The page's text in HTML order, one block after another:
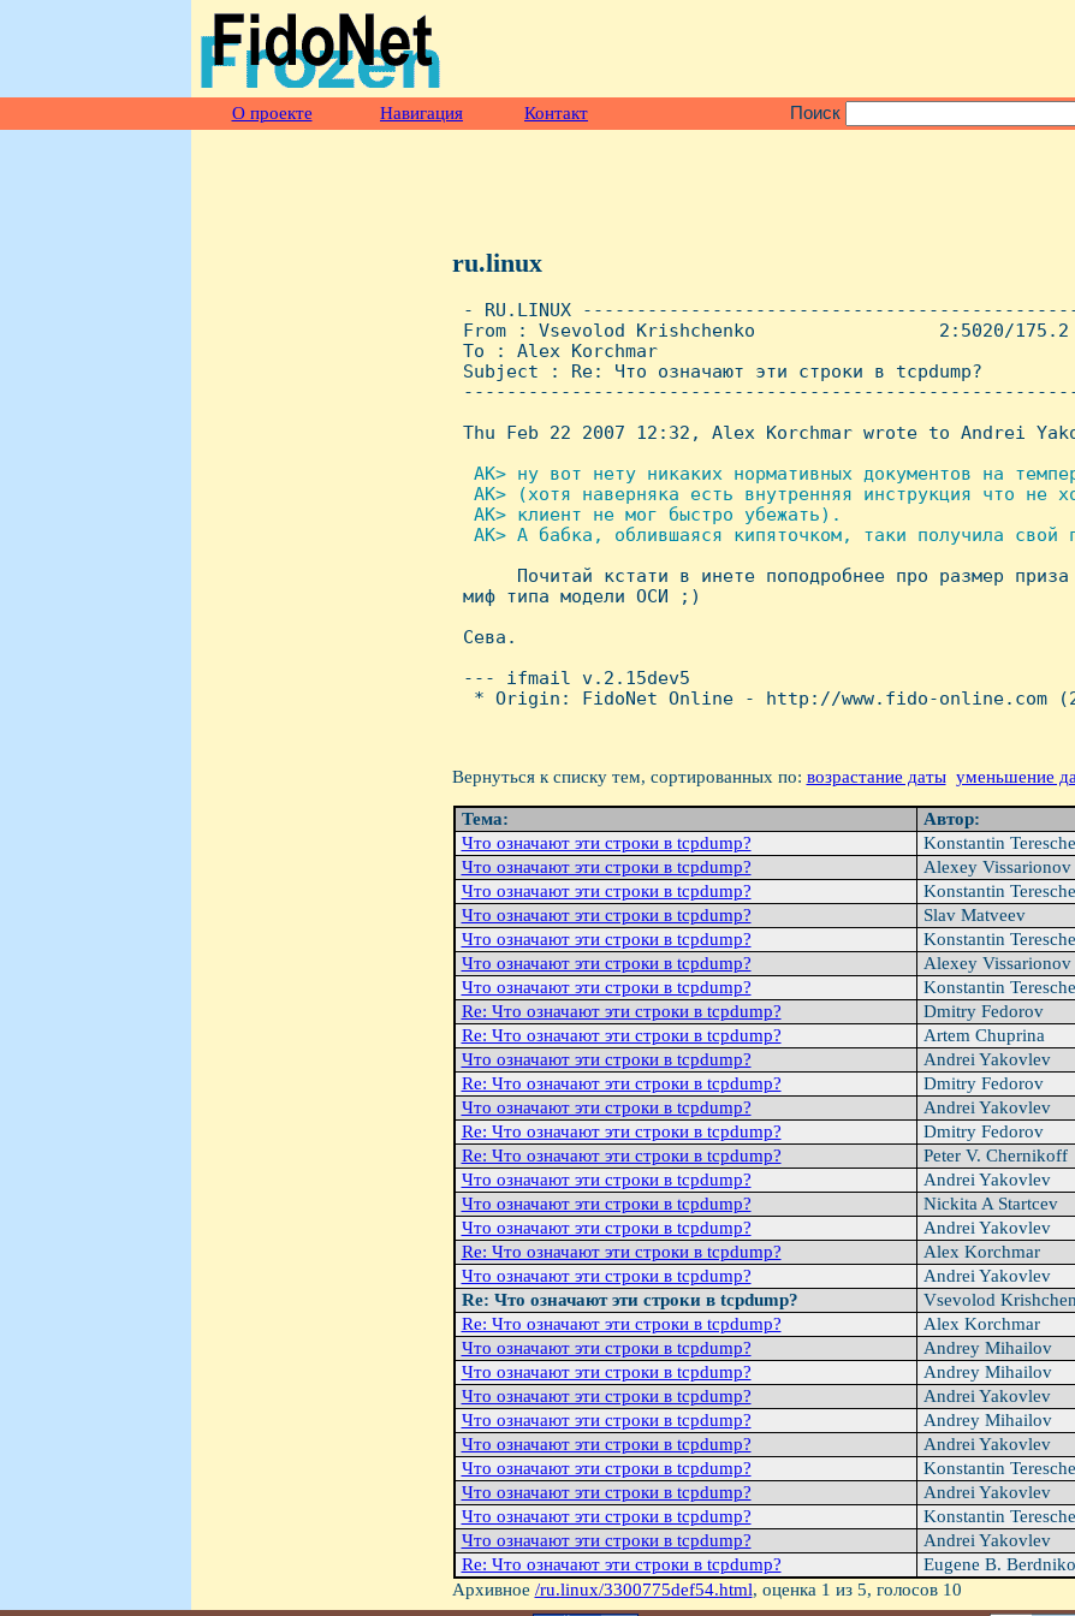
О проекте Навигация Контакт Поиск
ru.linux
- RU.LINUX
From : Vsevolod Krishchenko                 2:5020/175.2
To : Alex Korchmar
Subject : Re: Что означают эти стpоки в tcpdump?
Thu Feb 22 2007 12:32, Alex Korchmar wrote to Andrei
AK> ну вот нету никаких нормативных документов на
AK> (хотя наверняка есть внутренняя инструкция что не
  AK> клиент не мог быстро убежать).
AK> А бабка, облившаяся кипяточком, таки получила свой
Почитай кстати в инете поподробнее про размер
миф типа модели ОСИ ;)
Сева.
--- ifmail v.2.15dev5
* Origin: FidoNet Online - http://www.fido-online.com
Вернуться к списку тем, сортированных по: возрастание даты уменьшение
Тема: Автор:
Что означают эти стpоки в tcpdump?
Konstantin
Что означают эти стpоки в tcpdump?
Alexey Vissarionov
Что означают эти стpоки в tcpdump?
Konstantin
Что означают эти стpоки в tcpdump?
Slav Matveev
Что означают эти стpоки в tcpdump?
Konstantin
Что означают эти стpоки в tcpdump?
Alexey Vissarionov
Что означают эти стpоки в tcpdump?
Konstantin
Re: Что означают эти стpоки в tcpdump?
Dmitry Fedorov
Re: Что означают эти стpоки в tcpdump?
Artem Chuprina
Что означают эти стpоки в tcpdump?
Andrei Yakovlev
Re: Что означают эти стpоки в tcpdump?
Dmitry Fedorov
Что означают эти стpоки в tcpdump?
Andrei Yakovlev
Re: Что означают эти стpоки в tcpdump?
Dmitry Fedorov
Re: Что означают эти стpоки в tcpdump?
Peter V. Chernikoff
Что означают эти стpоки в tcpdump?
Andrei Yakovlev
Что означают эти стpоки в tcpdump?
Nickita A Startcev
Что означают эти стpоки в tcpdump?
Andrei Yakovlev
Re: Что означают эти стpоки в tcpdump?
Alex Korchmar
Что означают эти стpоки в tcpdump?
Andrei Yakovlev
Re: Что означают эти стpоки в tcpdump?
Vsevolod
Re: Что означают эти стpоки в tcpdump?
Alex Korchmar
Что означают эти стpоки в tcpdump?
Andrey Mihailov
Что означают эти стpоки в tcpdump?
Andrey Mihailov
Что означают эти стpоки в tcpdump?
Andrei Yakovlev
Что означают эти стpоки в tcpdump?
Andrey Mihailov
Что означают эти стpоки в tcpdump?
Andrei Yakovlev
Что означают эти стpоки в tcpdump?
Konstantin
Что означают эти стpоки в tcpdump?
Andrei Yakovlev
Что означают эти стpоки в tcpdump?
Konstantin
Что означают эти стpоки в tcpdump?
Andrei Yakovlev
Re: Что означают эти стpоки в tcpdump?
Eugene B.
Архивное /ru.linux/3300775def54.html, оценка 1 из 5, голосов 10